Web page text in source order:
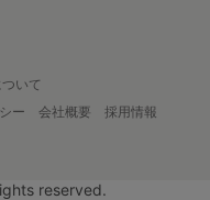
いて
ー 会社概要
採用情報
reserved.